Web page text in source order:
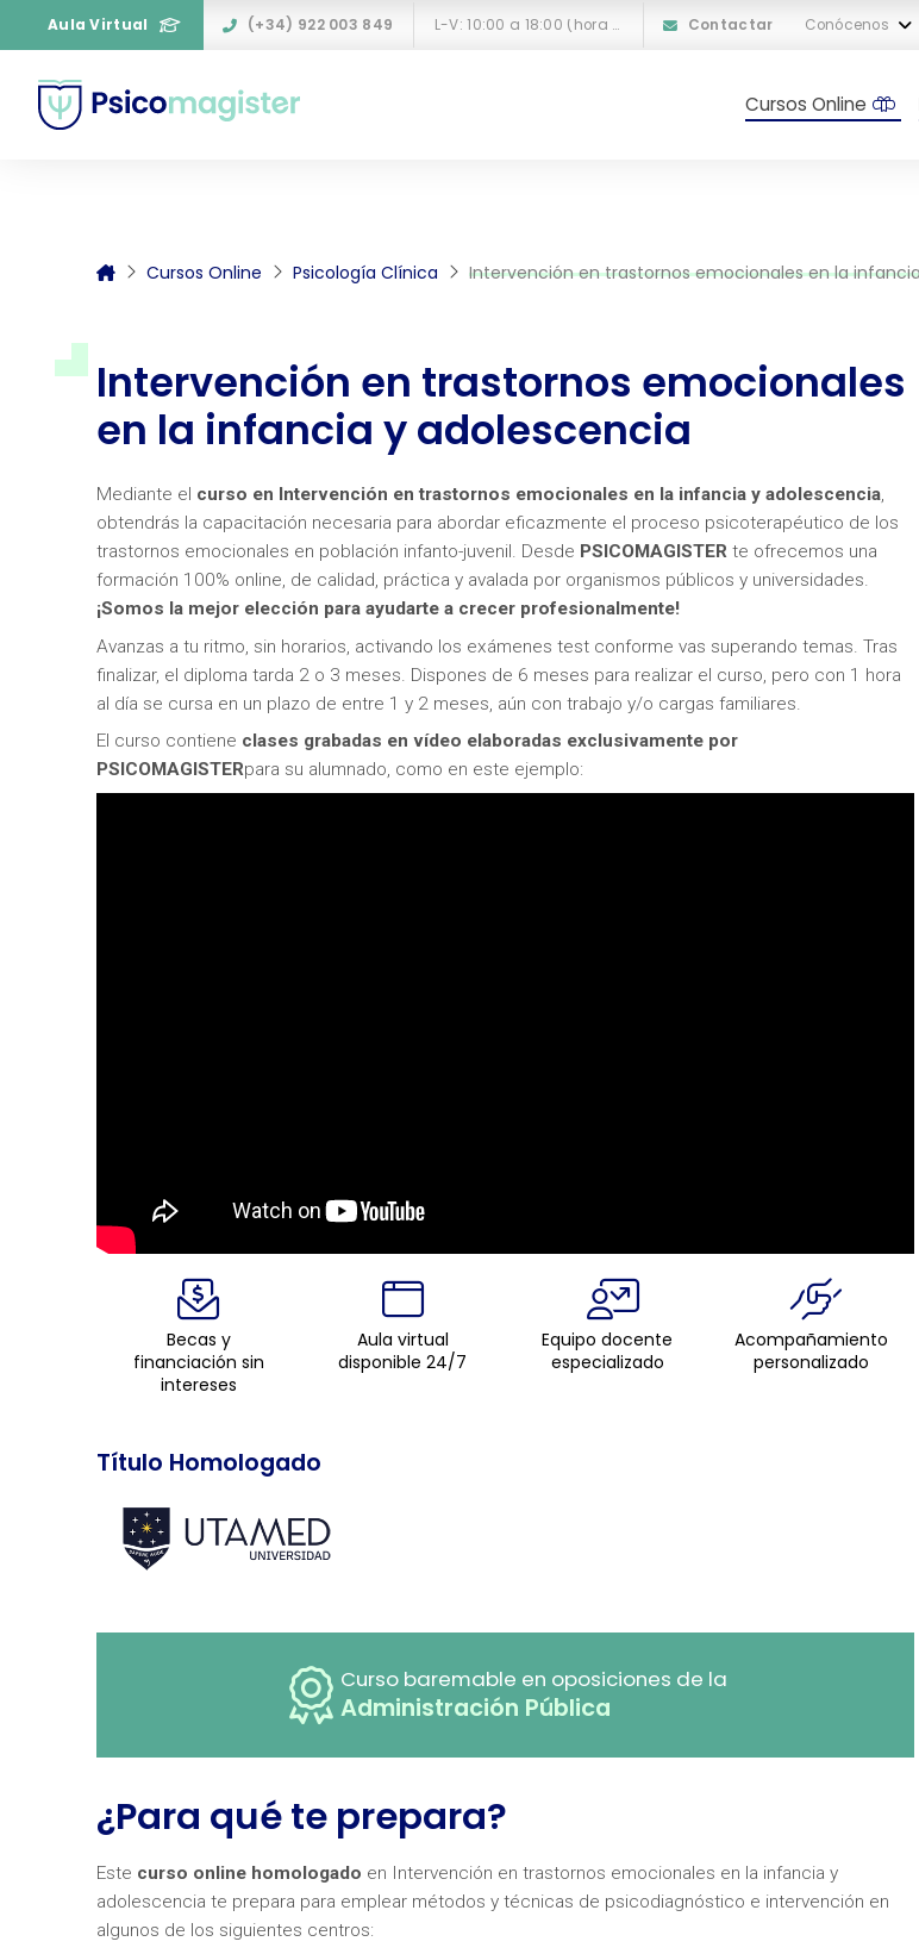
Aula Virtual (+34) 922 003 849 L-V: 10:00 a 18:00 (hora peninsular española) Contactar Conócenos
Cursos Online
Cursos Online Psicología Clínica Intervención en trastornos emocionales en la
Intervención en trastornos emocionales
en la infancia y adolescencia
Mediante el curso en Intervención en trastornos emocionales en la infancia y adolescencia,
obtendrás la capacitación necesaria para abordar eficazmente el proceso psicoterapéutico de los
trastornos emocionales en población infanto-juvenil. Desde PSICOMAGISTERte ofrecemos una
formación 100% online, de calidad, práctica y avalada por organismos públicos y universidades.
¡Somos la mejor elección para ayudarte a crecer profesionalmente!
Avanzas a tu ritmo, sin horarios, activando los exámenes test conforme vas superando temas. Tras
finalizar, el diploma tarda 2 o 3 meses. Dispones de 6 meses para realizar el curso, pero con 1 hora
al día se cursa en un plazo de entre 1 y 2 meses, aún con trabajo y/o cargas familiares.
El curso contiene clases grabadas en vídeo elaboradas exclusivamente por
PSICOMAGISTERpara su alumnado, como en este ejemplo:
Becas y
financiación sin
intereses
Aula virtual
disponible 24/7
Equipo docente
especializado
Acompañamiento
personalizado
Título Homologado
Curso baremable en oposiciones de la
Administración Pública
¿Para qué te prepara?
Este curso online homologado en Intervención en trastornos emocionales en la infancia y
adolescencia te prepara para emplear métodos y técnicas de psicodiagnóstico e intervención en
algunos de los siguientes centros: